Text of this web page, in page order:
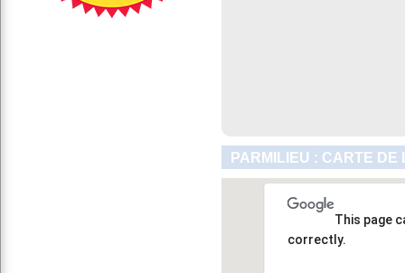
PARMILIEU : CARTE DE
This page
correctly.